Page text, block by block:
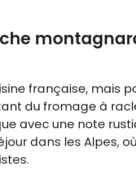
française, mais
du fromage à
avec une note
dans les Alpes,